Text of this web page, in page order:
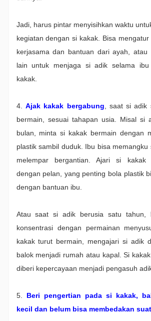
Jadi, harus pintar menyisihkan waktu
kegiatan dengan si kakak. Bisa
kerjasama dan bantuan dari ayah, atau
lain untuk menjaga si adik selama ibu
kakak.
4. Ajak kakak bergabung, saat si adik
bermain, sesuai tahapan usia. Misal si
bulan, minta si kakak bermain dengan
plastik sambil duduk. Ibu bisa memangku
melempar bergantian. Ajari si kakak
dengan pelan, yang penting bola plastik
dengan bantuan ibu.
Atau saat si adik berusia satu tahun,
konsentrasi dengan permainan
kakak turut bermain, mengajari si adik
balok menjadi rumah atau kapal.Si
diberi kepercayaan menjadi pengasuh
5. Beri pengertian pada si kakak,
kecil dan belum bisa membedakan